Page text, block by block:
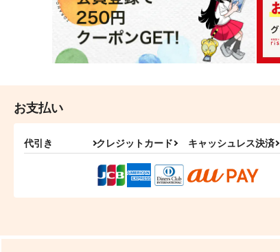
お支払い
代引き クレジットカード キャッシュレス決済